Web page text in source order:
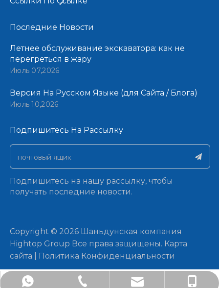
Последние Новости​​​​​​​
Летнее обслуживание экскаватора: как не
перегреться в жару
Июль 07,2026
Версия На Русском Языке (для Сайта / Блога)
Июль 10,2026
Подпишитесь На Рассылку​​​​​​​
Подпишитесь на нашу рассылку, чтобы
получать последние новости.
​Copyright © 2026 Шаньдунская компания
Hightop Group Все права защищены.​​​​​​​ Карта
сайта
Политика Конфиденциальности
+8618162052962
181 6205 2962
artist@sdchinamachine.com
+86-181-6205-2962